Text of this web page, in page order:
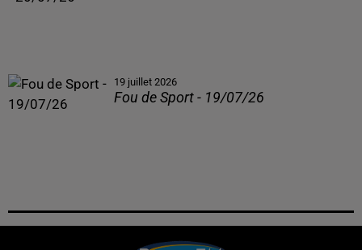
19 juillet 2026
Fou de Sport - 19/07/26